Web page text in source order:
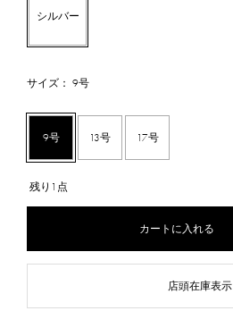
シルバー
サイズ： 9号
9号 13号 17号
残り1点
カートに入れる
店頭在庫表示